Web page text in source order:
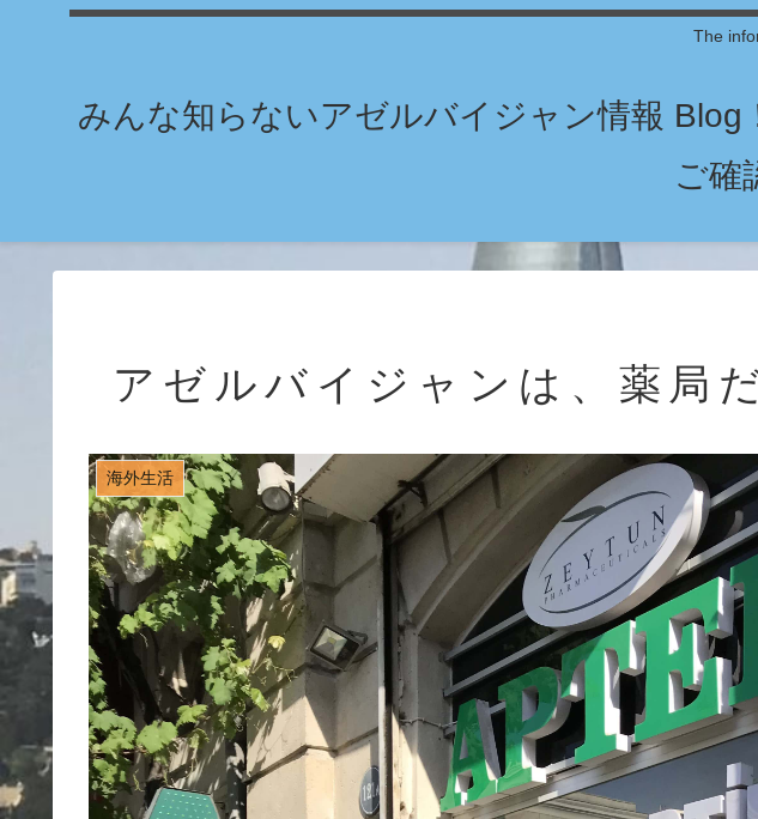
The
みんな知らないアゼルバイジャン情報
ご確
アゼルバイジャンは、薬局
海外生活